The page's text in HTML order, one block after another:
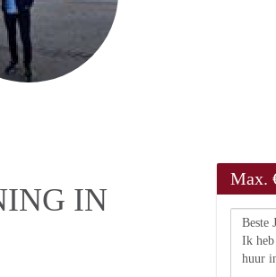
Alle veelgestelde vragen
IN
Max.